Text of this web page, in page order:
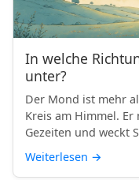
In welche
unter?
Der Mond ist mehr
Kreis am Himmel.
Gezeiten und weckt
Weiterlesen →